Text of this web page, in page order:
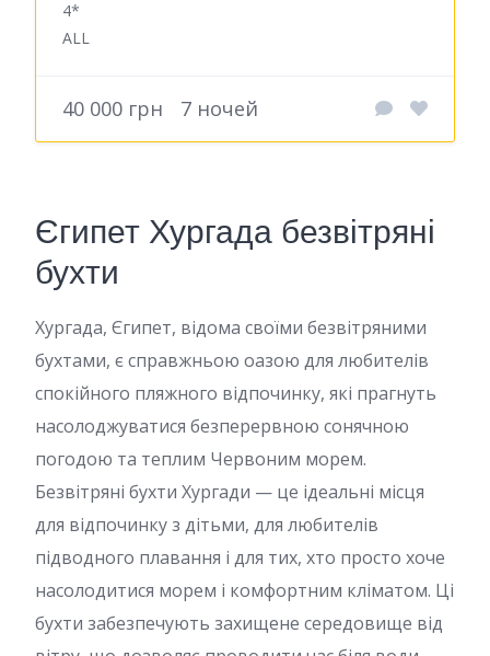
4*
ALL
40 000 грн 7 ночей
Єгипет Хургада безвітряні
бухти
Хургада, Єгипет, відома своїми безвітряними
бухтами, є справжньою оазою для любителів
спокійного пляжного відпочинку, які прагнуть
насолоджуватися безперервною сонячною
погодою та теплим Червоним морем.
Безвітряні бухти Хургади — це ідеальні місця
для відпочинку з дітьми, для любителів
підводного плавання і для тих, хто просто хоче
насолодитися морем і комфортним кліматом. Ці
бухти забезпечують захищене середовище від